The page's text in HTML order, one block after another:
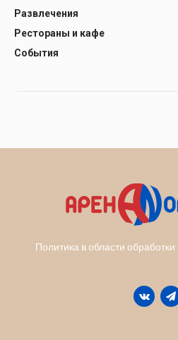
Развлечения
Рестораны и кафе
События
Политика в области